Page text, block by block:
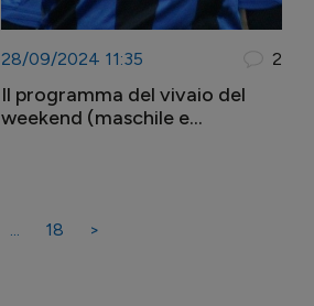
28/09/2024 11:35 2
Il programma del vivaio del
weekend (maschile e
... 18 >